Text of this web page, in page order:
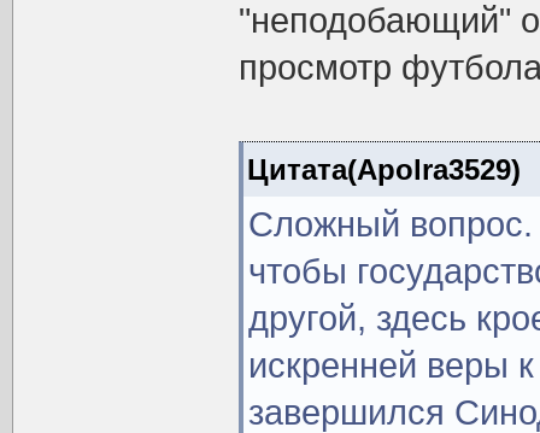
"неподобающий"
просмотр
Цитата(Apolra3529)
Сложный вопрос.
чтобы
другой, здесь
искренней веры
завершился